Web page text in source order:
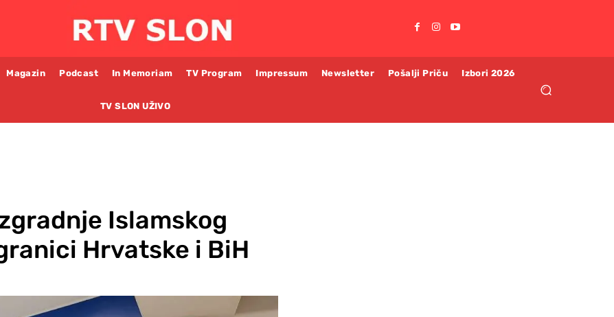
Magazin Podcast In Memoriam TV Program Impressum Newsletter Pošalji Priču Izbori 2026
TV SLON UŽIVO
Islamskog
Hrvatske i BiH